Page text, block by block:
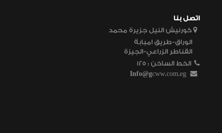
اتصل بنا
الوراق-طريق امبابة
القناطر الزراعي-الجيزة
125 : الخط الساخن
Info@gcww.com.eg